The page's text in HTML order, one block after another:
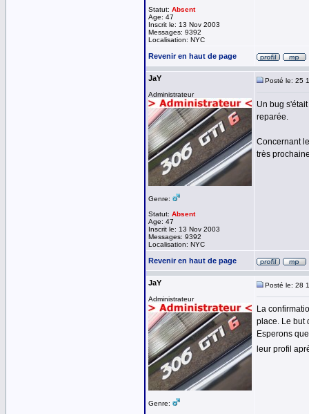
Statut: Absent
Age: 47
Inscrit le: 13 Nov 2003
Messages: 9392
Localisation: NYC
Revenir en haut de page
JaY
Administrateur
Genre:
Statut: Absent
Age: 47
Inscrit le: 13 Nov 2003
Messages: 9392
Localisation: NYC
Posté le: 25
Un bug
reparée.
Concernant
très
Revenir en haut de page
JaY
Administrateur
Genre:
Posté le: 28
La
place. Le but
Esperons
leur profil